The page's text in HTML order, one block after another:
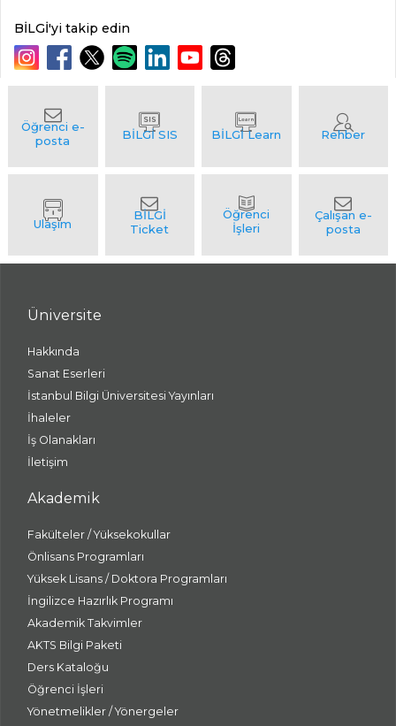
BİLGİ'yi takip edin
Üniversite
Hakkında
Sanat Eserleri
İstanbul Bilgi Üniversitesi Yayınları
İhaleler
İş Olanakları
İletişim
Akademik
Fakülteler / Yüksekokullar
Önlisans Programları
Yüksek Lisans / Doktora Programları
İngilizce Hazırlık Programı
Akademik Takvimler
AKTS Bilgi Paketi
Ders Kataloğu
Öğrenci İşleri
Yönetmelikler / Yönergeler